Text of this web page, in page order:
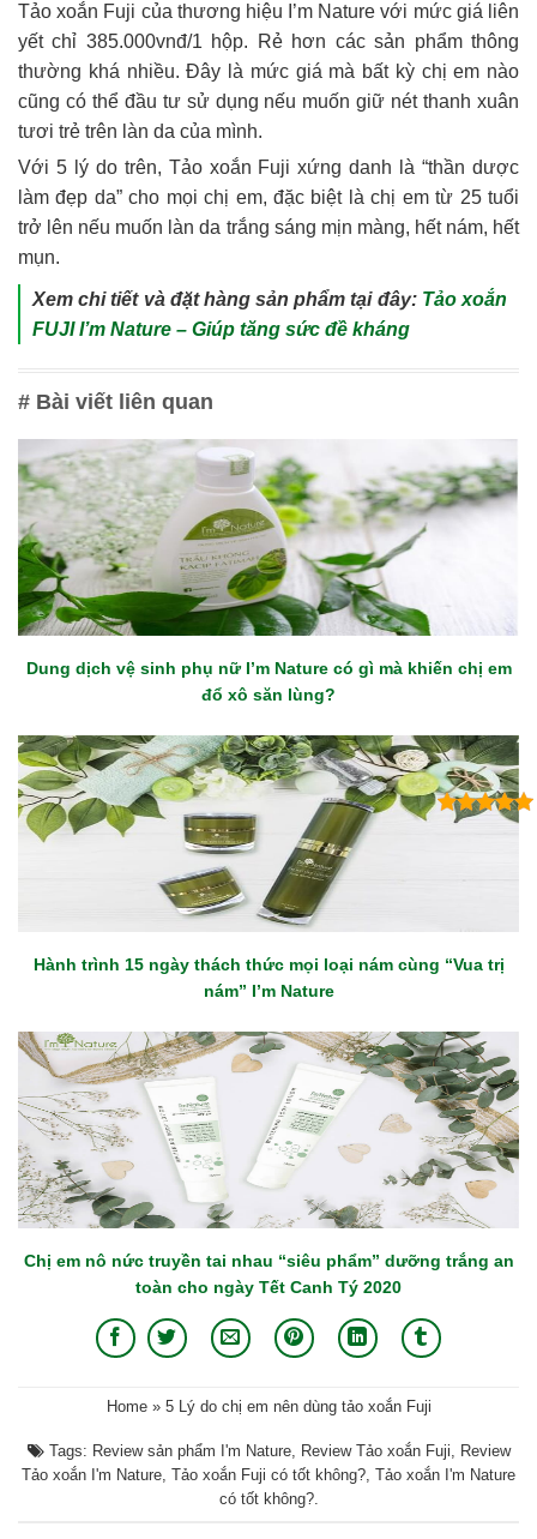
Tảo xoắn Fuji của thương hiệu I’m Nature với mức giá liên
yết chỉ 385.000vnđ/1 hộp. Rẻ hơn các sản phẩm thông
thường khá nhiều. Đây là mức giá mà bất kỳ chị em nào
cũng có thể đầu tư sử dụng nếu muốn giữ nét thanh xuân
tươi trẻ trên làn da của mình.
Với 5 lý do trên, Tảo xoắn Fuji xứng danh là “thần dược
làm đẹp da” cho mọi chị em, đặc biệt là chị em từ 25 tuổi
trở lên nếu muốn làn da trắng sáng mịn màng, hết nám, hết
mụn.
Xem chi tiết và đặt hàng sản phẩm tại đây: Tảo xoắn
FUJI I’m Nature – Giúp tăng sức đề kháng
# Bài viết liên quan
Dung dịch vệ sinh phụ nữ I’m Nature có gì mà khiến chị em
đổ xô săn lùng?
Hành trình 15 ngày thách thức mọi loại nám cùng “Vua trị
nám” I’m Nature
Chị em nô nức truyền tai nhau “siêu phẩm” dưỡng trắng an
toàn cho ngày Tết Canh Tý 2020
Home» 5 Lý do chị em nên dùng tảo xoắn Fuji
Tags: Review sản phẩm I'm Nature, Review Tảo xoắn Fuji
Review
Tảo xoắn I'm Nature Tảo xoắn Fuji có tốt không? Tảo xoắn I'm Nature
có tốt không?.